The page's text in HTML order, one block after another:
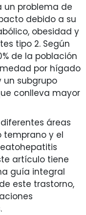
un problema de
debido a su
obesidad y
tipo 2. Según
de la población
por hígado
un subgrupo
conlleva mayor
áreas
temprano y el
artículo tiene
guía integral
este trastorno,